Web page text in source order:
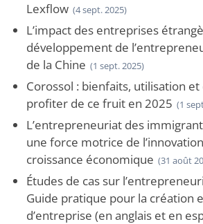
Lexflow (4 sept. 2025)
L’impact des entreprises
développement de
de la Chine (1 sept. 2025)
Corossol : bienfaits, utilisation
profiter de ce fruit en 2025 (1
L’entrepreneuriat des
une force motrice de
croissance économique (31 août
Études de cas sur
Guide pratique pour la création
d’entreprise (en anglais et en